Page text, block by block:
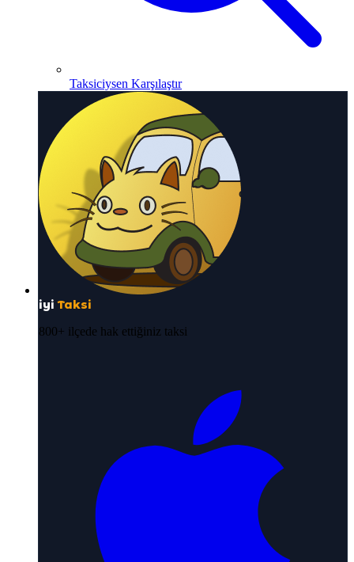
Taksiciysen Karşılaştır
iyi Taksi
800+ ilçede hak ettiğiniz taksi